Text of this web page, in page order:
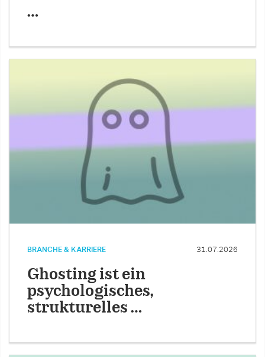
…
BRANCHE & KARRIERE 31.07.2026
Ghosting ist ein
psychologisches,
strukturelles …